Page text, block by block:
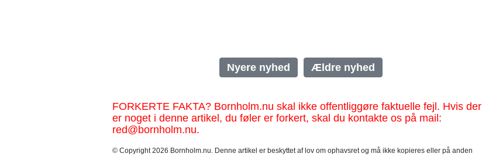
Nyere nyhed Ældre nyhed
FORKERTE FAKTA? Bornholm.nu skal ikke offentliggøre faktuelle fejl. Hvis der
er noget i denne artikel, du føler er forkert, skal du kontakte os på mail:
red@bornholm.nu.
© Copyright 2026 Bornholm.nu. Denne artikel er beskyttet af lov om ophavsret og må ikke kopieres eller på anden